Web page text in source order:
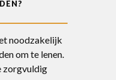
noodzakelijk
om te lenen.
zorgvuldig